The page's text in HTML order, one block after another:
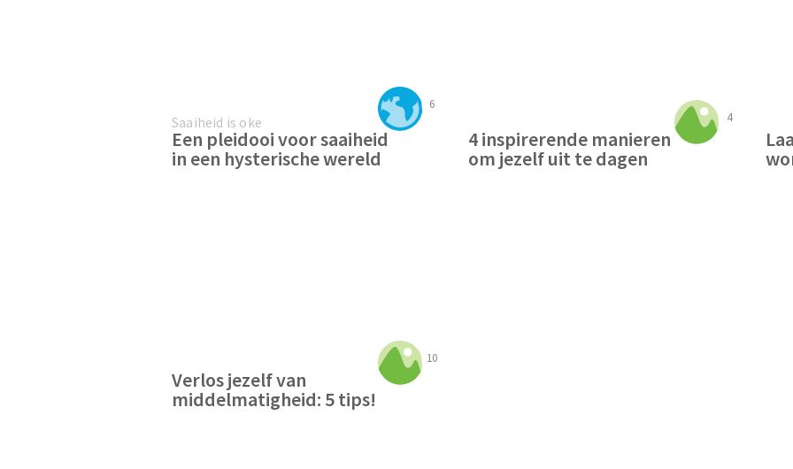
6
Saaiheid is oke
Een pleidooi voor saaiheid
in een hysterische wereld
4
4 inspirerende manieren
om jezelf uit te dagen
10
Verlos jezelf van
middelmatigheid: 5 tips!